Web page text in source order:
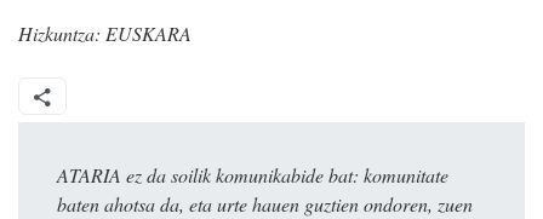
Hizkuntza: EUSKARA
ATARIA ez da soilik komunikabide bat: komunitate
baten ahotsa da, eta urte hauen guztien ondoren, zuen